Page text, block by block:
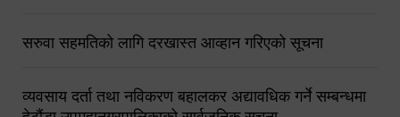
सरुवा सहमतिको लागि दरखास्त आव्हान गरिएको सूचना
व्यवसाय दर्ता तथा नविकरण बहालकर अद्यावधिक गर्ने सम्बन्धमा